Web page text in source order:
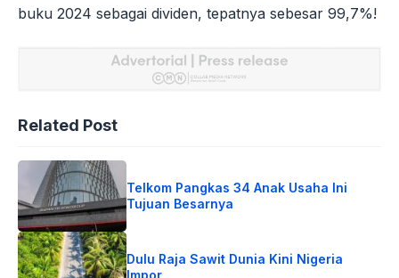
buku 2024 sebagai dividen, tepatnya sebesar 99,7%!
Related Post
Telkom Pangkas 34 Anak Usaha Ini
Tujuan Besarnya
Dulu Raja Sawit Dunia Kini Nigeria